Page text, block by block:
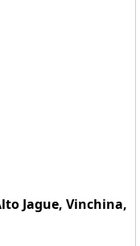
Jague, Vinchina,